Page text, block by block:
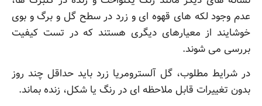
عدم وجود لکه های قهوه ای و زرد در سطح گل و برگ و بوی
خوشایند از معیارهای دیگری هستند که در تست کیفیت
بررسی می شوند.
در شرایط مطلوب، گل آلسترومریا زرد باید حداقل چند روز
بدون تغییرات قابل ملاحظه ای در رنگ یا شکل، زنده بماند.